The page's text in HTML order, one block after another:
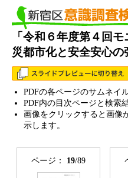
「令和６年度第４回
災都市化と安全安心
PDFの各ページのサムネイ
PDF内の目次ページと検索
画像をクリックすると画像
示します。
ページ： 19/89